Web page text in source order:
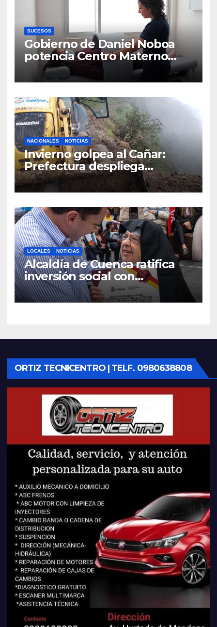
SUCESOS
Gobierno de Daniel Noboa
potencia Centro Materno
Infantil y Emergencias en
Cuenca con nuevos equipos
NACIONALES NOTICIAS
Invierno golpea al Cañar:
Prefectura despliega
maquinaria en toda la
provincia para mantener las
LOCALES NOTICIAS
Alcaldía de Cuenca ratifica
inversión social con
fundaciones e instituciones
locales
ORTIZ TECNICENTRO | TELF. 0980638808